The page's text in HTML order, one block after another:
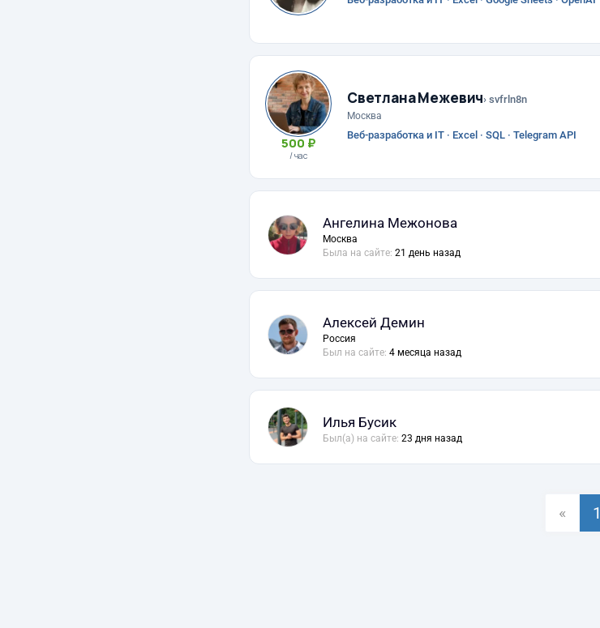
500 ₽
/ час
Светлана Межевич› svfrln8n
Москва
Веб-разработка и IT · Excel · SQL · Telegram API
Ангелина Межонова
Москва
Была на сайте: 21 день назад
Алексей Демин
Россия
Был на сайте: 4 месяца назад
Илья Бусик
Был(а) на сайте: 23 дня назад
« 1